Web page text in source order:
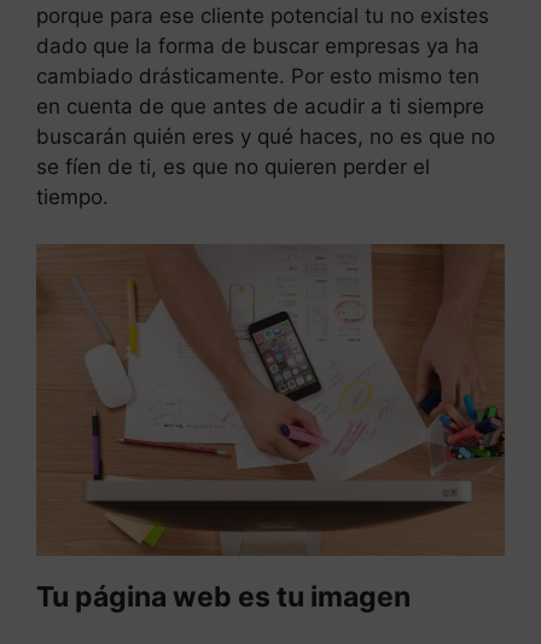
porque para ese cliente potencial tu no existes
dado que la forma de buscar empresas ya ha
cambiado drásticamente. Por esto mismo ten
en cuenta de que antes de acudir a ti siempre
buscarán quién eres y qué haces, no es que no
se fíen de ti, es que no quieren perder el
tiempo.
Tu página web es tu imagen